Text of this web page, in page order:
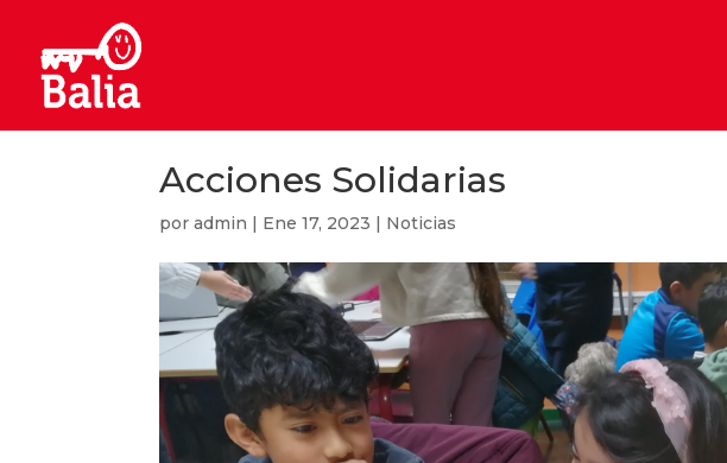
Acciones Solidarias
poradmin | Ene 17, 2023 | Noticias